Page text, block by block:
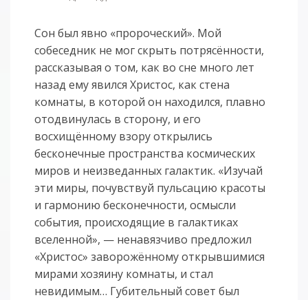
Сон был явно «пророческий». Мой
собеседник не мог скрыть потрясённости,
рассказывая о том, как во сне много лет
назад ему явился Христос, как стена
комнаты, в которой он находился, плавно
отодвинулась в сторону, и его
восхищённому взору открылись
бесконечные пространства космических
миров и неизведанных галактик. «Изучай
эти миры, почувствуй пульсацию красоты
и гармонию бесконечности, осмысли
события, происходящие в галактиках
вселенной», — ненавязчиво предложил
«Христос» заворожённому открывшимися
мирами хозяину комнаты, и стал
невидимым… Губительный совет был